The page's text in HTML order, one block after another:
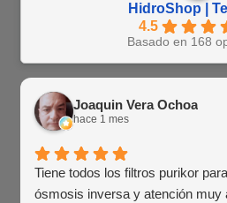
HidroShop |
4.5
Basado en 168
Joaquin Vera Ochoa
hace 1 mes
Tiene todos los filtros purikor
ósmosis inversa y atención muy